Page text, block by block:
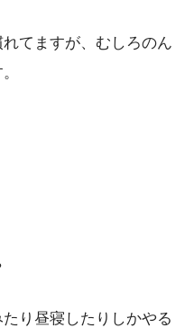
てますが、むしろのん
り昼寝したりしかやる